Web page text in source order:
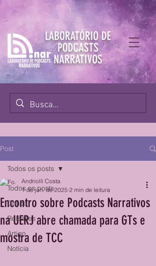
LABORATÓRIO DE
PODCASTS
NARRATIVOS
Post
Todos os posts
Crítica
Releases
Artigo
Notícia
Todos os posts
Encontro sobre Podcasts Narrativos
na UERJ abre chamada para GTs e
mostra de TCC
Andriolli Costa
1 de jun. de 2025 2 min de leitura